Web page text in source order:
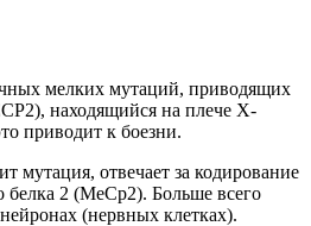
мелких мутаций, приводящих
находящийся на плече Х-
приводит к боезни.
мутация, отвечает за кодирование
2 (МеCр2). Больше всего
(нервных клетках).